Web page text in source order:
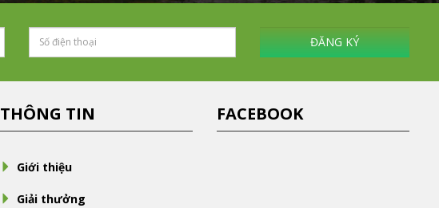
ĐĂNG KÝ
THÔNG TIN
Giới thiệu
Giải thưởng
FACEBOOK